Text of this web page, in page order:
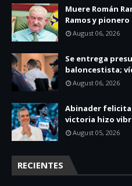
Muere Román
Ramos y
August 06, 2026
Se entrega
baloncestista;
August 06, 2026
Abinader felicita
victoria hizo
August 05, 2026
RECIENTES